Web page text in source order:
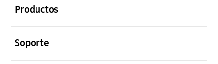
Productos
Soporte